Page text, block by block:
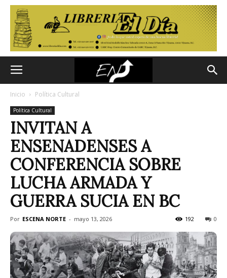
Inicio Política Cultural
Política Cultural
INVITAN A
ENSENADENSES A
CONFERENCIA SOBRE
LUCHA ARMADA Y
GUERRA SUCIA EN BC
Por ESCENA NORTE - mayo 13, 2026 0
192